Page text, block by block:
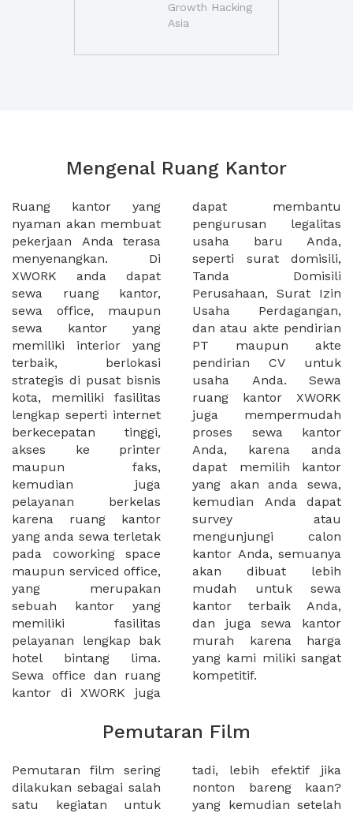
Growth Hacking
Asia
Mengenal Ruang Kantor
Ruang kantor yang
nyaman akan membuat
pekerjaan Anda terasa
menyenangkan. Di
XWORK anda dapat
sewa ruang kantor,
sewa office, maupun
sewa kantor yang
memiliki interior yang
terbaik, berlokasi
strategis di pusat bisnis
kota, memiliki fasilitas
lengkap seperti internet
berkecepatan tinggi,
akses ke printer
maupun faks,
kemudian juga
pelayanan berkelas
karena ruang kantor
yang anda sewa terletak
pada coworking space
maupun serviced office,
yang merupakan
sebuah kantor yang
memiliki fasilitas
pelayanan lengkap bak
hotel bintang lima.
Sewa office dan ruang
kantor di XWORK juga
dapat membantu
pengurusan legalitas
usaha baru Anda,
seperti surat domisili,
Tanda Domisili
Perusahaan, Surat Izin
Usaha Perdagangan,
dan atau akte pendirian
PT maupun akte
pendirian CV untuk
usaha Anda. Sewa
ruang kantor XWORK
juga mempermudah
proses sewa kantor
Anda, karena anda
dapat memilih kantor
yang akan anda sewa,
kemudian Anda dapat
survey atau
mengunjungi calon
kantor Anda, semuanya
akan dibuat lebih
mudah untuk sewa
kantor terbaik Anda,
dan juga sewa kantor
murah karena harga
yang kami miliki sangat
kompetitif.
Pemutaran Film
Pemutaran film sering
dilakukan sebagai salah
satu kegiatan untuk
tadi, lebih efektif jika
nonton bareng kaan?
yang kemudian setelah